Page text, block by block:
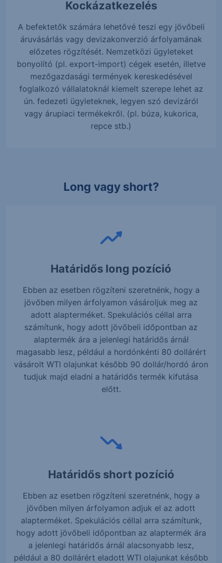
Kockázatkezelés
A befektetők számára lehetővé teszi egy jövőbeli
áruvásárlás vagy devizakonverzió árfolyamának
előzetes rögzítését. Nemzetközi ügyleteket
bonyolító (pl. export-import) cégek esetén, illetve
mezőgazdasági termények kereskedésével
foglalkozó vállalatoknál kiemelt szerepe lehet az
ún. fedezeti ügyleteknek, legyen szó devizáról
vagy árupiaci termékekről. (pl. búza, kukorica,
repce stb.)
Long vagy short?
Határidős long pozíció
Ebben az esetben rögzíteni szeretnénk, hogy a
jövőben milyen árfolyamon vásároljuk meg az
adott alapterméket. Spekulációs céllal arra
számítunk, hogy adott jövőbeli időpontban az
alaptermék ára a jelenlegi határidős árnál
magasabb lesz, például a hordónkénti 80 dollárért
vásárolt WTI olajunkat később 90 dollár/hordó áron
tudjuk majd eladni a határidős termék kifutása
előtt.
Határidős short pozíció
Ebben az esetben rögzíteni szeretnénk, hogy a
jövőben milyen árfolyamon adjuk el az adott
alapterméket. Spekulációs céllal arra számítunk,
hogy adott jövőbeli időpontban az alaptermék ára
a jelenlegi határidős árnál alacsonyabb lesz,
például a 80 dollárért eladott WTI olajunkat később